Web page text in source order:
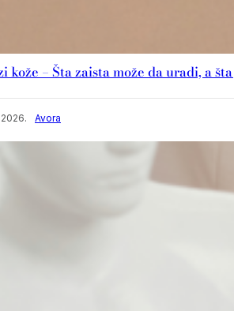
kože – Šta zaista može da uradi, a
Avora